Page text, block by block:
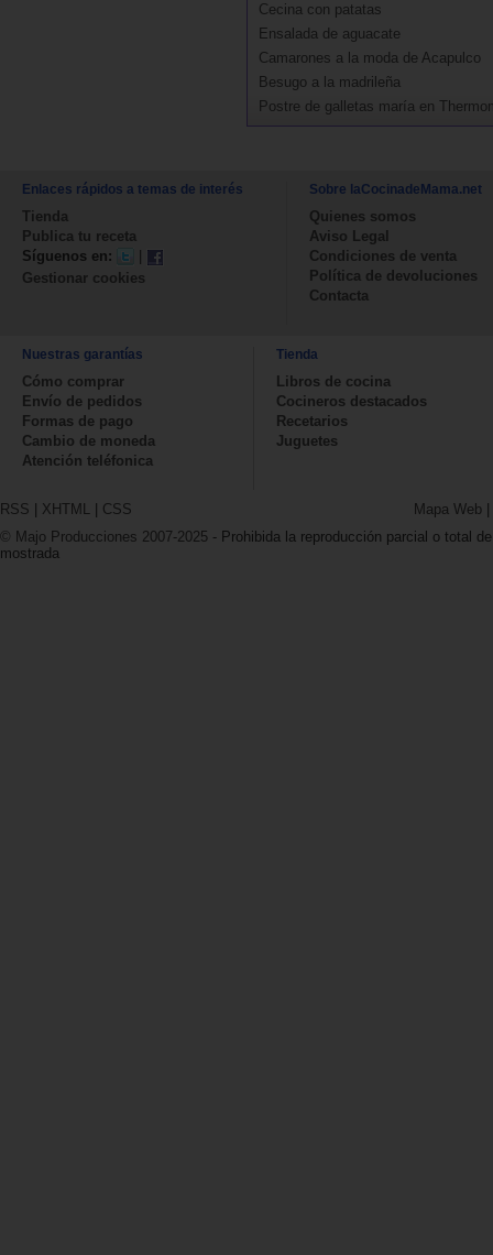
Cecina con patatas
Ensalada de aguacate
Camarones a la moda de Acapulco
Besugo a la madrileña
Postre de galletas maría en
Enlaces rápidos a temas de interés
Tienda
Publica tu receta
Síguenos en:
Gestionar cookies
Sobre laCocinadeMama.net
Quienes somos
Aviso Legal
Condiciones de venta
Política de devoluciones
Contacta
Nuestras garantías
Cómo comprar
Envío de pedidos
Formas de pago
Cambio de moneda
Atención teléfonica
Tienda
Libros de cocina
Cocineros destacados
Recetarios
Juguetes
RSS XHTML CSS Mapa Web
© Majo Producciones 2007-2025 - Prohibida la reproducción parcial o total
mostrada